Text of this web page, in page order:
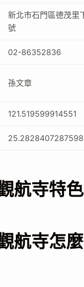
新北市石門區德茂里
號
02-86352836
孫文章
121.519599914551
25.2828407287598
航寺特
航寺怎